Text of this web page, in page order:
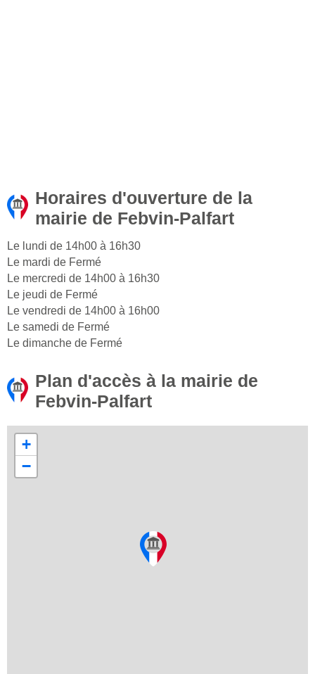
Horaires d'ouverture de la
mairie de Febvin-Palfart
Le lundi de 14h00 à 16h30
Le mardi de Fermé
Le mercredi de 14h00 à 16h30
Le jeudi de Fermé
Le vendredi de 14h00 à 16h00
Le samedi de Fermé
Le dimanche de Fermé
Plan d'accès à la mairie de
Febvin-Palfart
+
−